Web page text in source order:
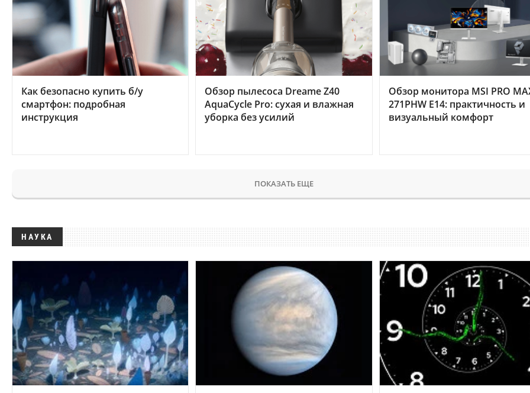
Как безопасно купить б/у
смартфон: подробная
инструкция
Обзор пылесоса Dreame Z40
AquaCycle Pro: сухая и влажная
уборка без усилий
Обзор монитора MSI PRO
271PHW E14: практичность и
визуальный комфорт
ПОКАЗАТЬ ЕЩЕ
НАУКА